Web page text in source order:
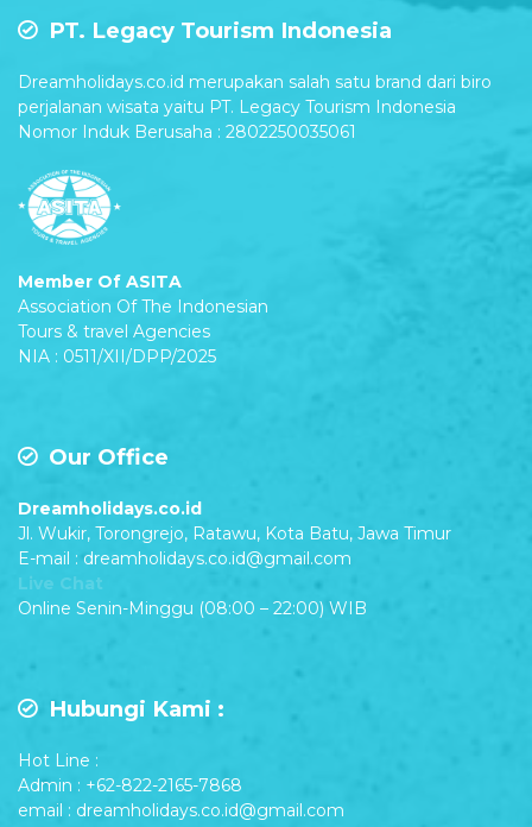
PT. Legacy Tourism Indonesia
Dreamholidays.co.id merupakan salah satu brand dari biro
perjalanan wisata yaitu PT. Legacy Tourism Indonesia
Nomor Induk Berusaha : 2802250035061
Member Of ASITA
Association Of The Indonesian
Tours & travel Agencies
NIA : 0511/XII/DPP/2025
Our Office
Dreamholidays.co.id
Jl. Wukir, Torongrejo, Ratawu, Kota Batu, Jawa Timur
E-mail : dreamholidays.co.id@gmail.com
Live Chat
Online Senin-Minggu (08:00 – 22:00) WIB
Hubungi Kami :
Hot Line :
Admin : +62-822-2165-7868
email : dreamholidays.co.id@gmail.com